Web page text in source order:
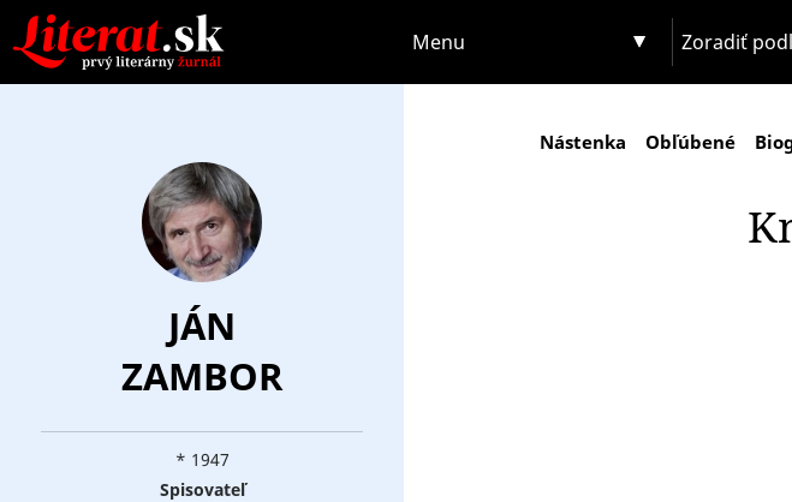
Menu Zoradiť
JÁN
ZAMBOR
* 1947
Spisovateľ
Nástenka Obľúbené